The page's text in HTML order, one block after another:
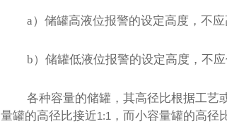
a ）储罐高液位报警的设定高度，不
b ）储罐低液位报警的设定高度，不
各种容量的储罐，其高径比根据工艺
量罐的高径比接近1:1 ，而小容量罐的高径